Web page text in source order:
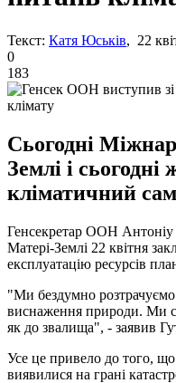
Текст: Катя Юськів, 22
0
183
Сьогодні
Землі і
кліматичний
Генсекретар ООН
Матері-Землі 22 квітня
експлуатацію ресурсів
"Ми бездумно
виснаження природи. Ми
як до звалища", - заявив
Усе це привело до того,
виявилися на грані